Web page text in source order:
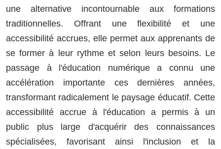
une alternative incontournable aux formations
traditionnelles. Offrant une flexibilité et une
accessibilité accrues, elle permet aux apprenants de
se former à leur rythme et selon leurs besoins. Le
passage à l'éducation numérique a connu une
accélération importante ces dernières années,
transformant radicalement le paysage éducatif. Cette
accessibilité accrue à l'éducation a permis à un
public plus large d'acquérir des connaissances
spécialisées, favorisant ainsi l'inclusion et la